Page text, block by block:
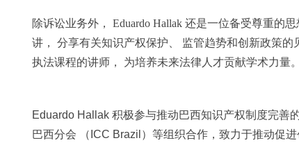
除诉讼业务外， Eduardo Hallak 还是一位备受尊重的
讲， 分享有关知识产权保护、 监管趋势和创新政策
执法课程的讲师， 为培养未来法律人才贡献学术力量。
Eduardo Hallak 积极参与推动巴西知识产权制度完善
巴西分会 （ICC Brazil）等组织合作，致力于推动促